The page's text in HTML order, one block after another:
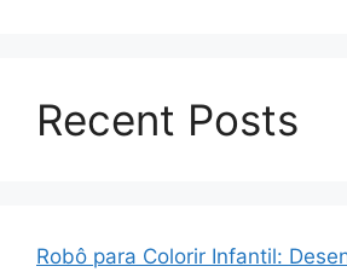
Recent Posts
Robô para Colorir Infantil: